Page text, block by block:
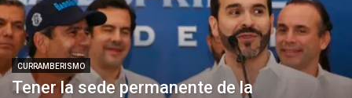
CURRAMBERISMO
Tener la sede permanente de la